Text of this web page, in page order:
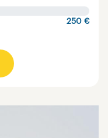
250 €